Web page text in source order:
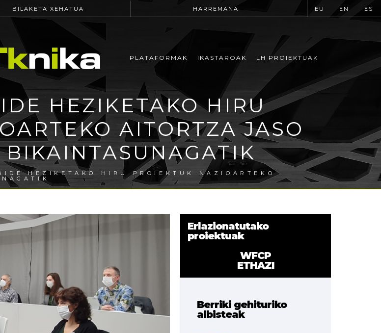
BILAKETA XEHATUA HARREMANA EU EN ES
PLATAFORMAK IKASTAROAK LH PROIEKTUAK
HEZIKETAKO HIRU
AITORTZA JASO
HEZIKETAKO HIRU PROIEKTUK NAZIOARTEKO
Erlazionatutako
proiektuak
WFCP
ETHAZI
Berriki gehituriko
albisteak